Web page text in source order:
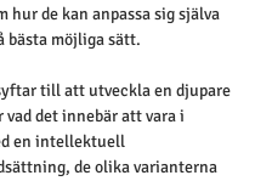
hur de kan anpassa sig själva
bästa möjliga sätt.
till att utveckla en djupare
vad det innebär att vara i
en intellektuell
de olika varianterna